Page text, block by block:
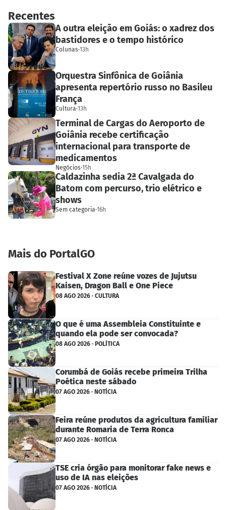
Recentes
A outra eleição em Goiás: o xadrez dos
bastidores e o tempo histórico
Colunas·13h
Orquestra Sinfônica de Goiânia
apresenta repertório russo no Basileu
França
Cultura·13h
Terminal de Cargas do Aeroporto de
Goiânia recebe certificação
internacional para transporte de
medicamentos
Negócios·15h
Caldazinha sedia 2ª Cavalgada do
Batom com percurso, trio elétrico e
shows
Sem categoria·16h
Mais do PortalGO
Festival X Zone reúne vozes de Jujutsu
Kaisen, Dragon Ball e One Piece
08 AGO 2026 · CULTURA
O que é uma Assembleia Constituinte e
quando ela pode ser convocada?
08 AGO 2026 · POLÍTICA
Corumbá de Goiás recebe primeira Trilha
Poética neste sábado
07 AGO 2026 · NOTÍCIA
Feira reúne produtos da agricultura familiar
durante Romaria de Terra Ronca
07 AGO 2026 · NOTÍCIA
TSE cria órgão para monitorar fake news e
uso de IA nas eleições
07 AGO 2026 · NOTÍCIA